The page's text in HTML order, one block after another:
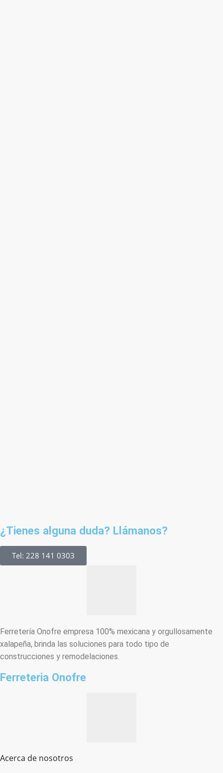
¿Tienes alguna duda? Llámanos?
Tel: 228 141 0303
Ferretería Onofre empresa 100% mexicana y orgullosamente
xalapeña, brinda las soluciones para todo tipo de
construcciones y remodelaciones.
Ferreteria Onofre
Acerca de nosotros